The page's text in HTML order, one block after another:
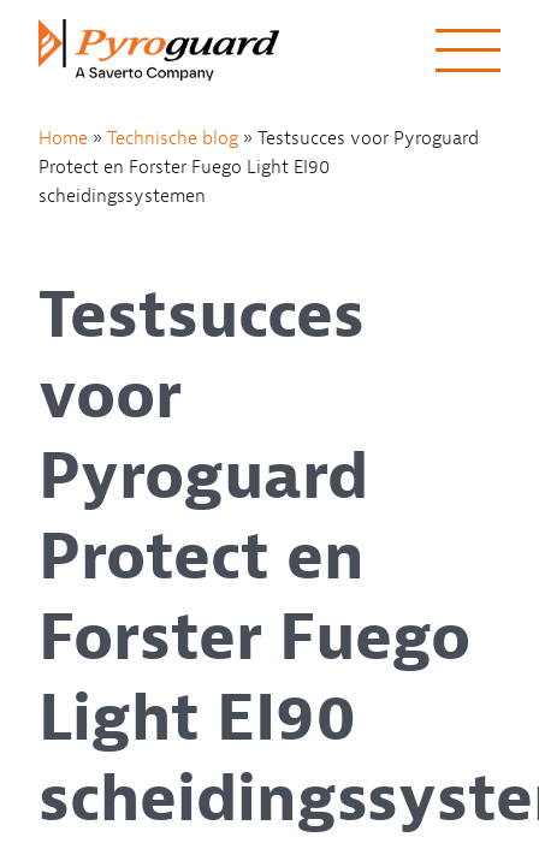
Skip to content
Home » Technische blog » Testsucces voor Pyroguard
Protect en Forster Fuego Light EI90
scheidingssystemen
Testsucces
voor
Pyroguard
Protect en
Forster Fuego
Light EI90